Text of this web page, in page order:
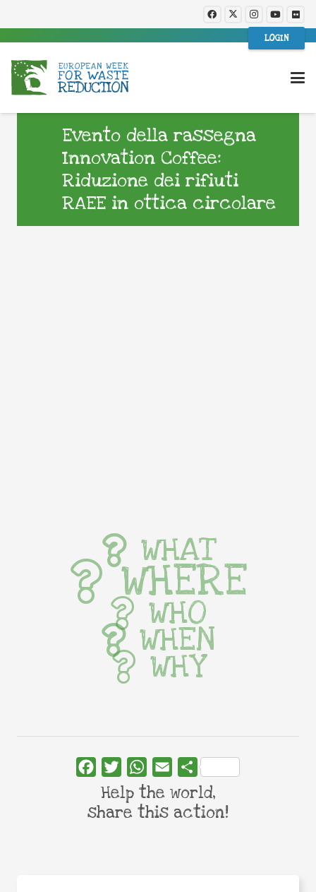
LOGIN
Evento della rassegna
Innovation Coffee:
Riduzione dei rifiuti
RAEE in ottica circolare
WHAT
WHERE
WHO
WHEN
WHY
FacebookTwitterWhatsApp
Email Share
Help the world,
share this action!